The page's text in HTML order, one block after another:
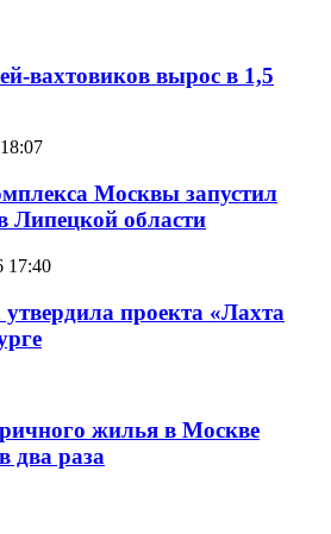
вахтовиков вырос в 1,5
Москвы запустил
Липецкой области
17:40
утвердила проекта «Лахта
жилья в Москве
два раза